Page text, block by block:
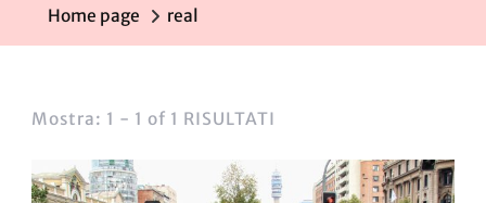
Home page real
Mostra: 1 - 1 of 1 RISULTATI